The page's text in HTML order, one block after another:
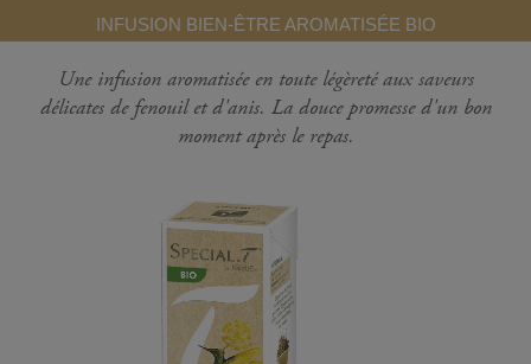
INFUSION BIEN-ÊTRE AROMATISÉE BIO
Une infusion aromatisée en toute légèreté aux saveurs
délicates de fenouil et d'anis. La douce promesse d'un bon
moment après le repas.